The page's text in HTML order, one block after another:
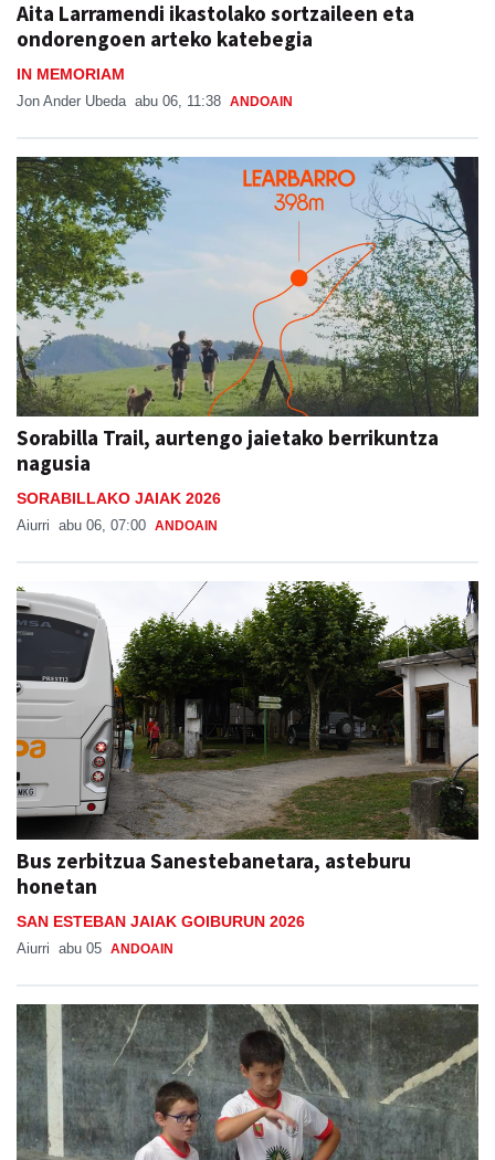
Aita Larramendi ikastolako sortzaileen eta
ondorengoen arteko katebegia
IN MEMORIAM
Jon Ander Ubeda abu 06, 11:38 ANDOAIN
Sorabilla Trail, aurtengo jaietako berrikuntza
nagusia
SORABILLAKO JAIAK 2026
Aiurri abu 06, 07:00 ANDOAIN
Bus zerbitzua Sanestebanetara, asteburu
honetan
SAN ESTEBAN JAIAK GOIBURUN 2026
Aiurri abu 05 ANDOAIN